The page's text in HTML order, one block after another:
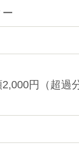
2,000円（超過